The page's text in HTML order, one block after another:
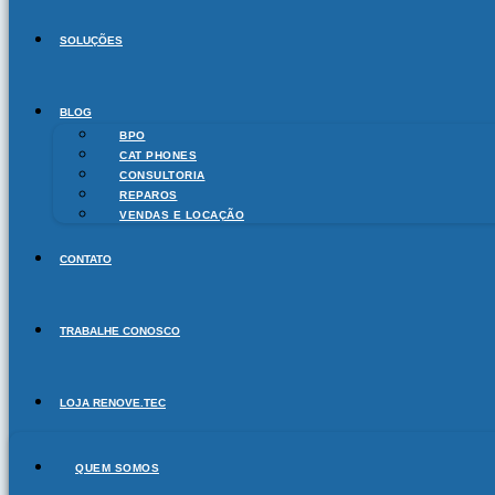
SOLUÇÕES
BLOG
BPO
CAT PHONES
CONSULTORIA
REPAROS
VENDAS E LOCAÇÃO
CONTATO
TRABALHE CONOSCO
LOJA RENOVE.TEC
QUEM SOMOS